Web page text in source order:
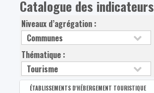
Catalogue des indicateurs
Niveaux d’agrégation :
Thématique :
ÉTABLISSEMENTS D'HÉBERGEMENT TOURISTIQUE